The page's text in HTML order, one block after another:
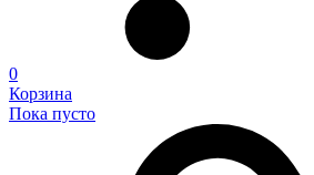
0
Корзина
Пока пусто